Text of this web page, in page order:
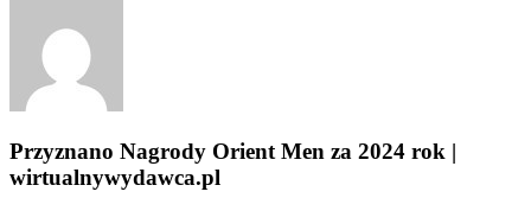
Przyznano Nagrody Orient Men za 2024 rok |
wirtualnywydawca.pl